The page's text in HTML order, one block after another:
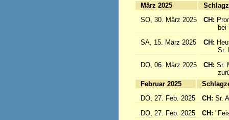
März 2025
SO, 30. März 2025
CH:
bei
SA, 15. März 2025
CH:
Sr.
DO, 06. März 2025
CH: Sr.
Februar 2025
DO, 27. Feb. 2025
CH: Sr.
DO, 27. Feb. 2025
CH: